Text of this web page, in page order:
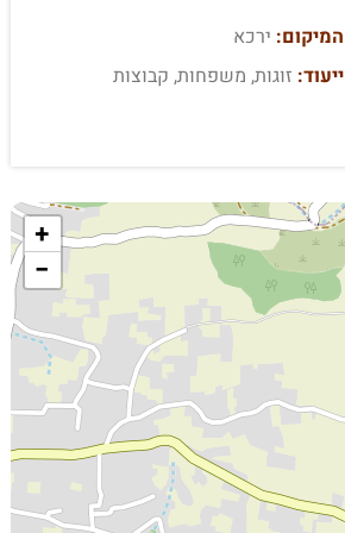
המיקום: ירכא
ייעוד: זוגות, משפחות, קבוצות
+
−